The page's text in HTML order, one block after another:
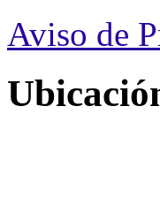
Aviso de